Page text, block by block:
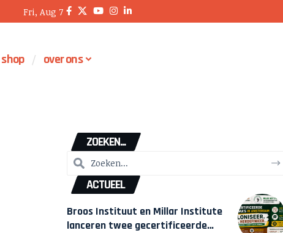
Fri, Aug 7
shop over ons
ZOEKEN...
ACTUEEL
Broos Instituut en Millar Institute
lanceren twee gecertificeerde